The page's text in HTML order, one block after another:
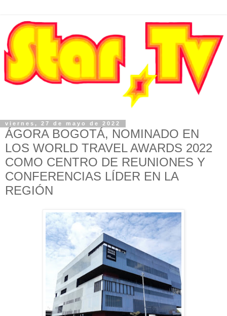
viernes, 27 de mayo de 2022
ÁGORA BOGOTÁ, NOMINADO EN
LOS WORLD TRAVEL AWARDS 2022
COMO CENTRO DE REUNIONES Y
CONFERENCIAS LÍDER EN LA
REGIÓN